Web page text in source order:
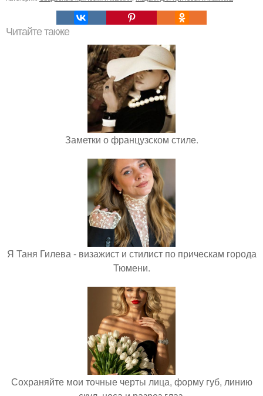
Читайте также
Заметки о французском стиле.
Я Таня Гилева - визажист и стилист по прическам города
Тюмени.
Сохраняйте мои точные черты лица, форму губ, линию